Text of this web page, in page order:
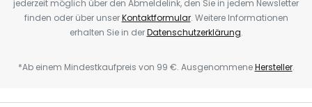
jederzeit möglich über den Abmeldelink, den Sie in jedem Newsletter
finden oder über unserKontaktformular. Weitere Informationen
erhalten Sie in derDatenschutzerklärung.
*Ab einem Mindestkaufpreis von 99 €. AusgenommeneHersteller.